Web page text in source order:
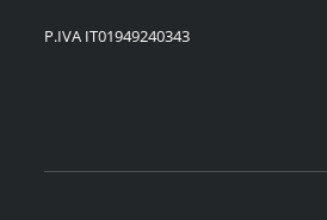
P.IVA IT01949240343